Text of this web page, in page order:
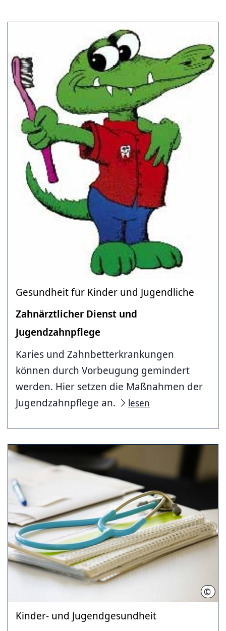
Gesundheit für Kinder und Jugendliche
Zahnärztlicher Dienst und
Jugendzahnpflege
Karies und Zahnbetterkrankungen
können durch Vorbeugung gemindert
werden. Hier setzen die Maßnahmen der
Jugendzahnpflege an.
lesen
©
Kinder- und Jugendgesundheit